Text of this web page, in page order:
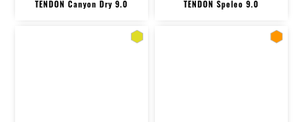
TENDON Canyon Dry 9.0 TENDON Speleo 9.0